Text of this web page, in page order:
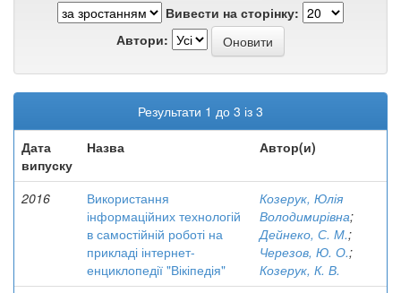
Вивести на сторінку:
Автори:
Результати 1 до 3 із 3
Дата
випуску
Назва Автор(и)
2016
Використання
інформаційних технологій
в самостійній роботі на
прикладі інтернет-
енциклопедії "Вікіпедія"
Козерук, Юлія
Володимирівна;
Дейнеко, С. М.;
Черезов, Ю. О.;
Козерук, К. В.